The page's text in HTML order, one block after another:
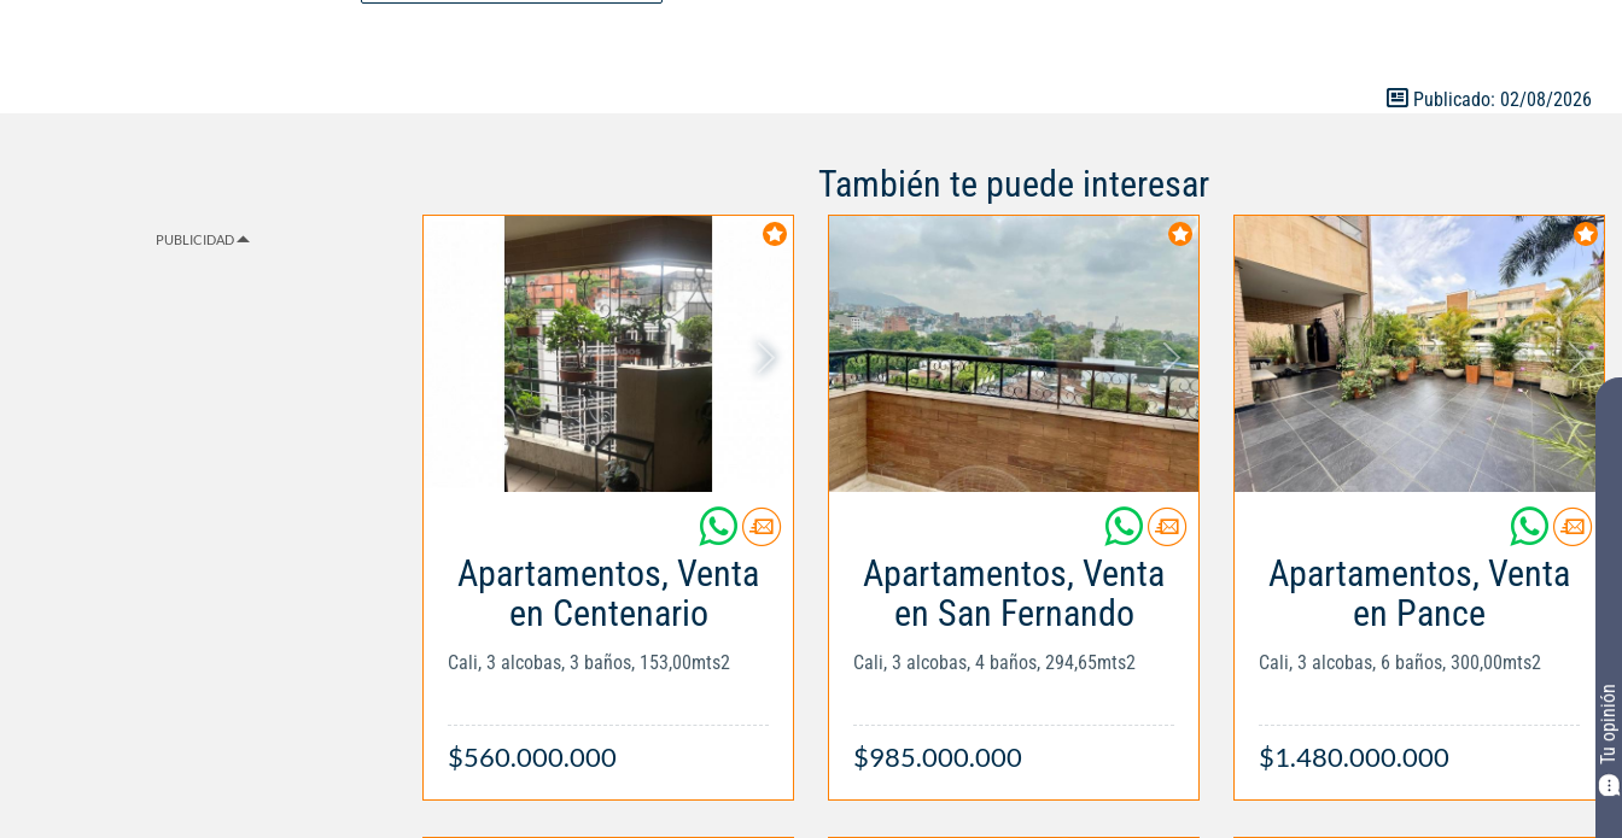
Tu opinión
Publicado: 02/08/2026
PUBLICIDAD
También te puede interesar
Apartamentos, Venta
en Centenario
Cali, 3 alcobas, 3 baños, 153,00mts2
$560.000.000
Apartamentos, Venta
en San Fernando
Cali, 3 alcobas, 4 baños, 294,65mts2
$985.000.000
Apartamentos, Venta
en Pance
Cali, 3 alcobas, 6 baños, 300,00mts2
$1.480.000.000